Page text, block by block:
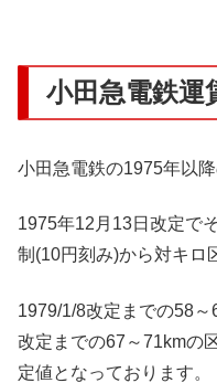
小田急電鉄運
小田急電鉄の1975年以降
1975年12月13日改定で
制(10円刻み)から対キロ
1979/1/8改定までの58
改定までの67～71kmの
定値となっております。